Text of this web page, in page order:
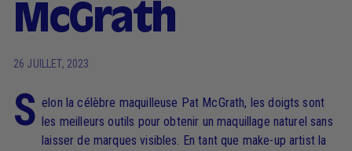
McGrath
26 JUILLET, 2023
S elon la célèbre maquilleuse Pat McGrath, les doigts sont
les meilleurs outils pour obtenir un maquillage naturel sans
laisser de marques visibles. En tant que make-up artist la